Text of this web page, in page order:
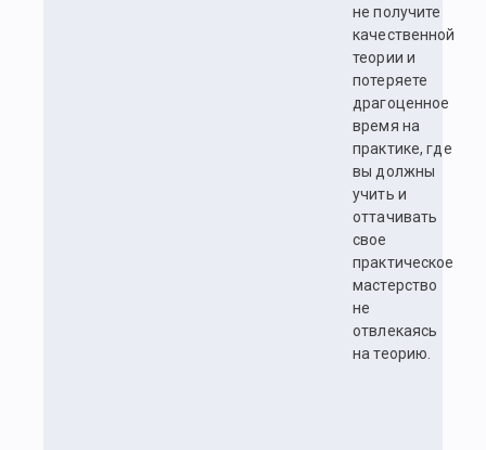
не получите
качественной
теории и
потеряете
драгоценное
время на
практике, где
вы должны
учить и
оттачивать
свое
практическое
мастерство
не
отвлекаясь
на теорию.